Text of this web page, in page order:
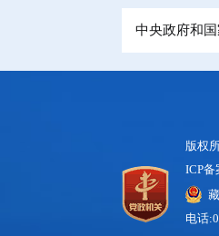
中央政府和
版权
ICP备
电话